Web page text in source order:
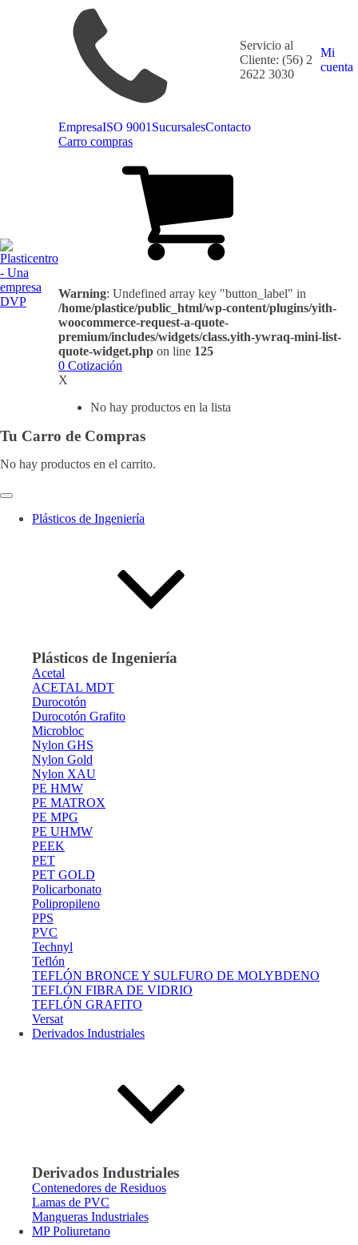
Servicio al
Cliente: (56) 2
2622 3030
Mi
cuenta
EmpresaISO 9001 SucursalesContacto
Carro compras
Warning: Undefined array key "button_label" in
/home/plastice/public_html/wp-content/plugins/yith-
woocommerce-request-a-quote-
premium/includes/widgets/class.yith-ywraq-mini-list-
quote-widget.php on line 125
0 Cotización
X
No hay productos en la lista
Tu Carro de Compras
No hay productos en el carrito.
Plásticos de Ingeniería
Plásticos de Ingeniería
Acetal
ACETAL MDT
Durocotón
Durocotón Grafito
Microbloc
Nylon GHS
Nylon Gold
Nylon XAU
PE HMW
PE MATROX
PE MPG
PE UHMW
PEEK
PET
PET GOLD
Policarbonato
Polipropileno
PPS
PVC
Technyl
Teflón
TEFLÓN BRONCE Y SULFURO DE MOLYBDENO
TEFLÓN FIBRA DE VIDRIO
TEFLÓN GRAFITO
Versat
Derivados Industriales
Derivados Industriales
Contenedores de Residuos
Lamas de PVC
Mangueras Industriales
MP Poliuretano